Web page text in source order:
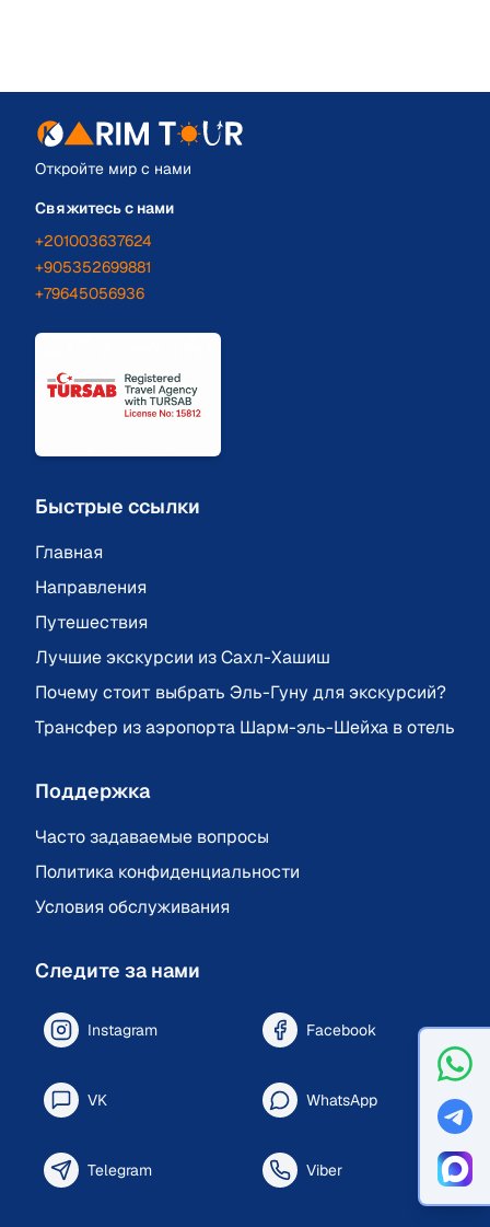
Откройте мир с нами
Свяжитесь с нами
+201003637624
+905352699881
+79645056936
Быстрые ссылки
Главная
Направления
Путешествия
Лучшие экскурсии из Сахл-Хашиш
Почему стоит выбрать Эль-Гуну для экскурсий?
Трансфер из аэропорта Шарм-эль-Шейха в отель
Поддержка
Часто задаваемые вопросы
Политика конфиденциальности
Условия обслуживания
Следите за нами
Instagram Facebook
VK WhatsApp
Telegram Viber